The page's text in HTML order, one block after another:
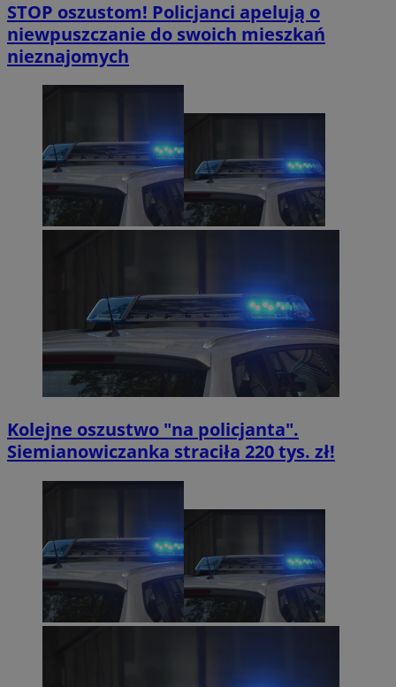
STOP oszustom! Policjanci apelują o
niewpuszczanie do swoich mieszkań
nieznajomych
Kolejne oszustwo "na policjanta".
Siemianowiczanka straciła 220 tys. zł!